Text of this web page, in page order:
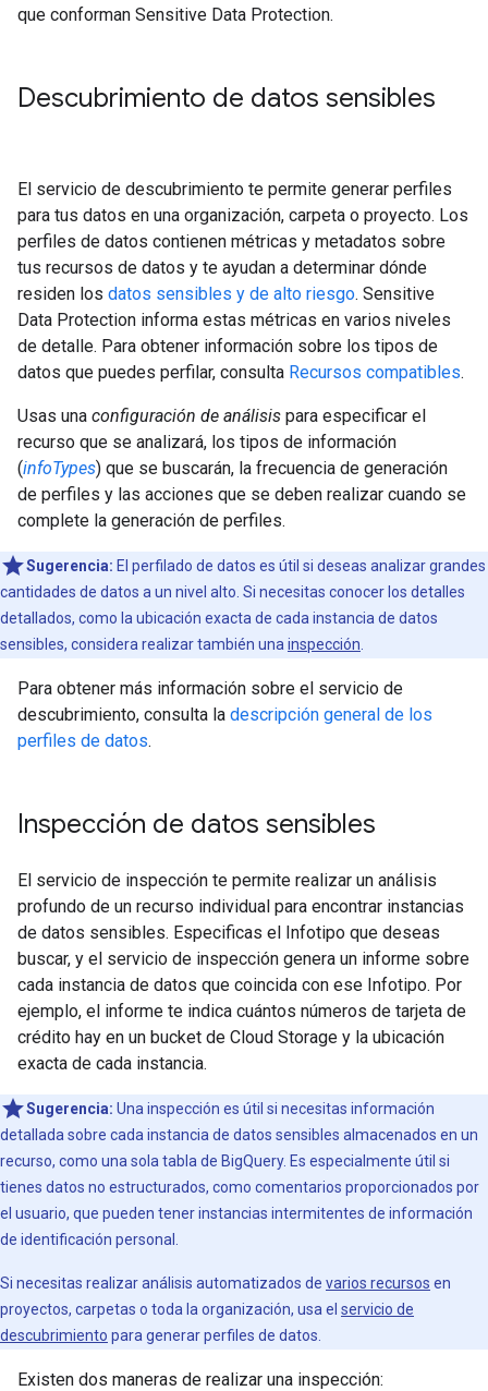
que conforman Sensitive Data Protection.
Descubrimiento de datos sensibles
El servicio de descubrimiento te permite generar perfiles
para tus datos en una organización, carpeta o proyecto. Los
perfiles de datos contienen métricas y metadatos sobre
tus recursos de datos y te ayudan a determinar dónde
residen los datos sensibles y de alto riesgo. Sensitive
Data Protection informa estas métricas en varios niveles
de detalle. Para obtener información sobre los tipos de
datos que puedes perfilar, consulta Recursos compatibles.
Usas una configuración de análisis para especificar el
recurso que se analizará, los tipos de información
(infoTypes) que se buscarán, la frecuencia de generación
de perfiles y las acciones que se deben realizar cuando se
complete la generación de perfiles.
Sugerencia: El perfilado de datos es útil si deseas analizar grandes
cantidades de datos a un nivel alto. Si necesitas conocer los detalles
detallados, como la ubicación exacta de cada instancia de datos
sensibles, considera realizar también una inspección
Para obtener más información sobre el servicio de
descubrimiento, consulta la descripción general de los
perfiles de datos.
Inspección de datos sensibles
El servicio de inspección te permite realizar un análisis
profundo de un recurso individual para encontrar instancias
de datos sensibles. Especificas el Infotipo que deseas
buscar, y el servicio de inspección genera un informe sobre
cada instancia de datos que coincida con ese Infotipo. Por
ejemplo, el informe te indica cuántos números de tarjeta de
crédito hay en un bucket de Cloud Storage y la ubicación
exacta de cada instancia.
Sugerencia: Una inspección es útil si necesitas información
detallada sobre cada instancia de datos sensibles almacenados en un
recurso, como una sola tabla de BigQuery. Es especialmente útil si
tienes datos no estructurados, como comentarios proporcionados por
el usuario, que pueden tener instancias intermitentes de información
de identificación personal.
Si necesitas realizar análisis automatizados de varios recursos en
proyectos, carpetas o toda la organización, usa el servicio de
descubrimiento para generar perfiles de datos.
Existen dos maneras de realizar una inspección: